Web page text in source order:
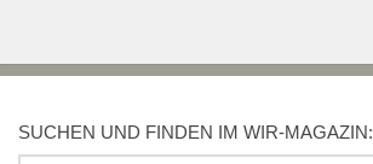
SUCHEN UND FINDEN IM WIR-MAGAZIN: